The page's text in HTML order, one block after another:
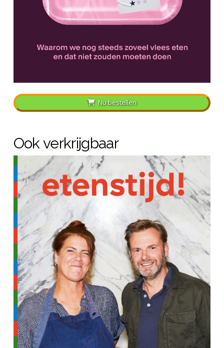
Nu bestellen
Ook verkrijgbaar